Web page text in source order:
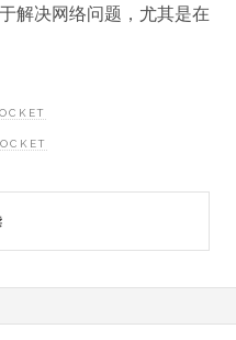
解决网络问题，尤其是在